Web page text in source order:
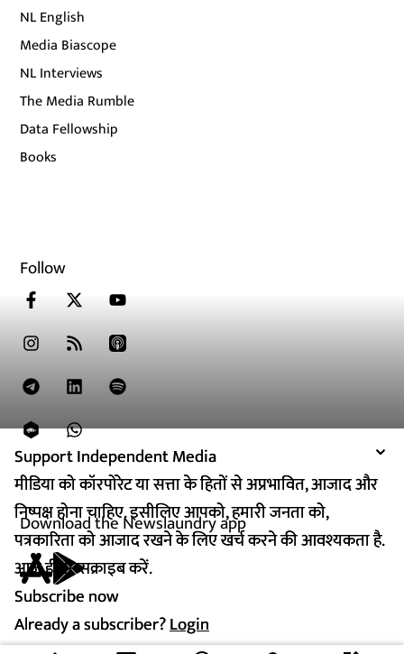
Support Independent Media
मीडिया को कॉरपोरेट या सत्ता के हितों से अप्रभावित, आजाद और
निष्पक्ष होना चाहिए. इसीलिए आपको, हमारी जनता को,
पत्रकारिता को आजाद रखने के लिए खर्च करने की आवश्यकता है.
आज ही सब्सक्राइब करें.
Subscribe now
Already a subscriber?Login
Support Independent Media
मीडिया को कॉरपोरेट या सत्ता के हितों से अप्रभावित, आजाद और
निष्पक्ष होना चाहिए. इसीलिए आपको, हमारी जनता को,
पत्रकारिता को आजाद रखने के लिए खर्च करने की आवश्यकता है.
आज ही सब्सक्राइब करें.
Subscribe now
Already a subscriber?Login
NL English
Media Biascope
NL Interviews
The Media Rumble
Data Fellowship
Books
Follow
Download the Newslaundry app